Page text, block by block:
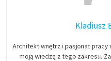
Kladiusz
Architekt wnętrz i pasjonat pracy
moją wiedzą z tego zakresu.